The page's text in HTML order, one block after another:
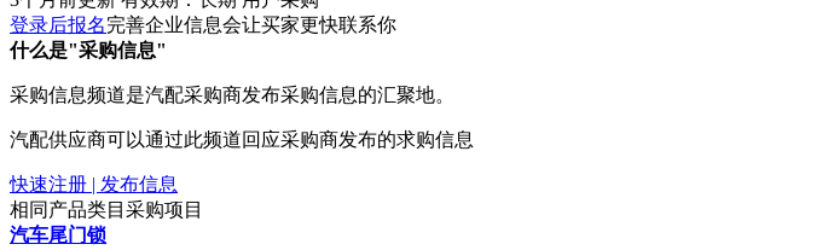
登录后报名完善企业信息会让买家更快联系你
什么是"采购信息"
采购信息频道是汽配采购商发布采购信息的汇聚地。
汽配供应商可以通过此频道回应采购商发布的求购信息
快速注册 | 发布信息
相同产品类目采购项目
汽车尾门锁